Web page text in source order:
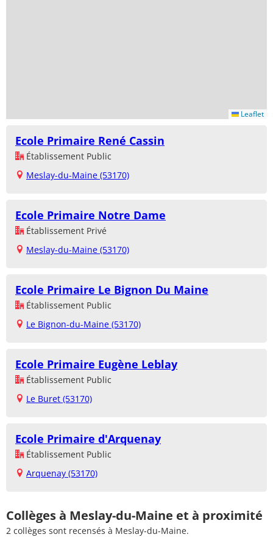
Leaflet
Ecole Primaire René Cassin
Établissement Public
Meslay-du-Maine (53170)
Ecole Primaire Notre Dame
Établissement Privé
Meslay-du-Maine (53170)
Ecole Primaire Le Bignon Du Maine
Établissement Public
Le Bignon-du-Maine (53170)
Ecole Primaire Eugène Leblay
Établissement Public
Le Buret (53170)
Ecole Primaire d'Arquenay
Établissement Public
Arquenay (53170)
Collèges à Meslay-du-Maine et à proximité
2 collèges sont recensés à Meslay-du-Maine.